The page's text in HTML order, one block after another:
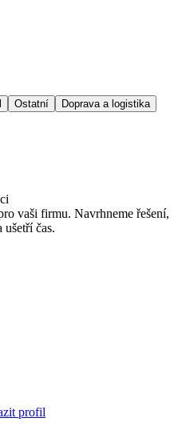
Ostatní Doprava a logistika
vaši firmu. Navrhneme řešení,
ušetří čas.
profil